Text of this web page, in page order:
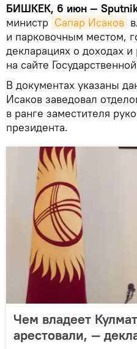
БИШКЕК, 6 июн —
министр Сапар Исаков
и парковочным местом,
декларациях о доходах
на сайте
В документах указаны
Исаков заведовал
в ранге заместителя
президента.
Чем владеет
арестовали, —